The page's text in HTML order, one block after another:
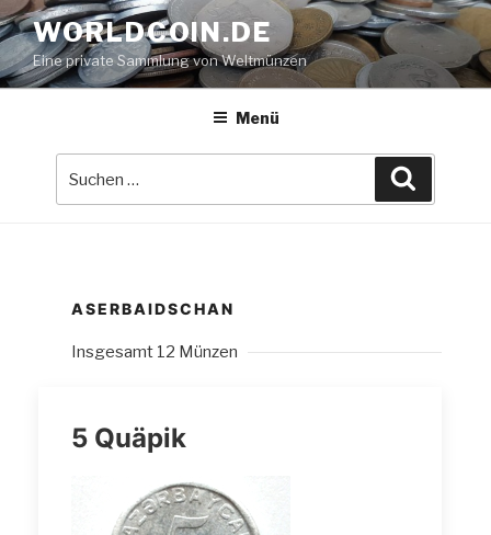
Zum
Inhalt
springen
WORLDCOIN.DE
Eine private Sammlung von Weltmünzen
Menü
ASERBAIDSCHAN
Insgesamt 12 Münzen
5 Quäpik